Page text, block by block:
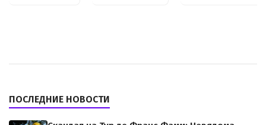
ПОСЛЕДНИЕ НОВОСТИ